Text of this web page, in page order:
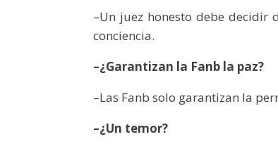
–Un juez honesto debe decidir
conciencia.
–¿Garantizan la Fanb la paz?
–Las Fanb solo garantizan la
–¿Un temor?